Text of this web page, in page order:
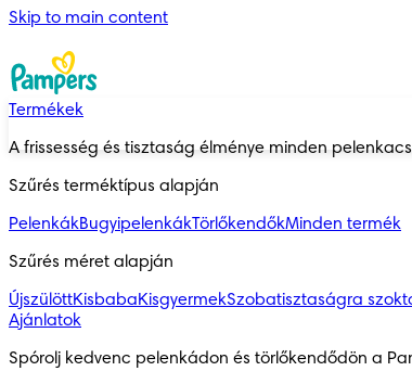
Skip to main content
Termékek
A frissesség és tisztaság élménye minden
Szűrés terméktípus alapján
PelenkákBugyipelenkákTörlőkendőkMinden termék
Szűrés méret alapján
ÚjszülöttKisbabaKisgyermekSzobatisztaságra
Ajánlatok
Spórolj kedvenc pelenkádon és törlőkendődön a